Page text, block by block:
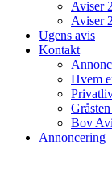
Aviser
Aviser
Ugens avis
Kontakt
Hvem
Bov
Annoncering